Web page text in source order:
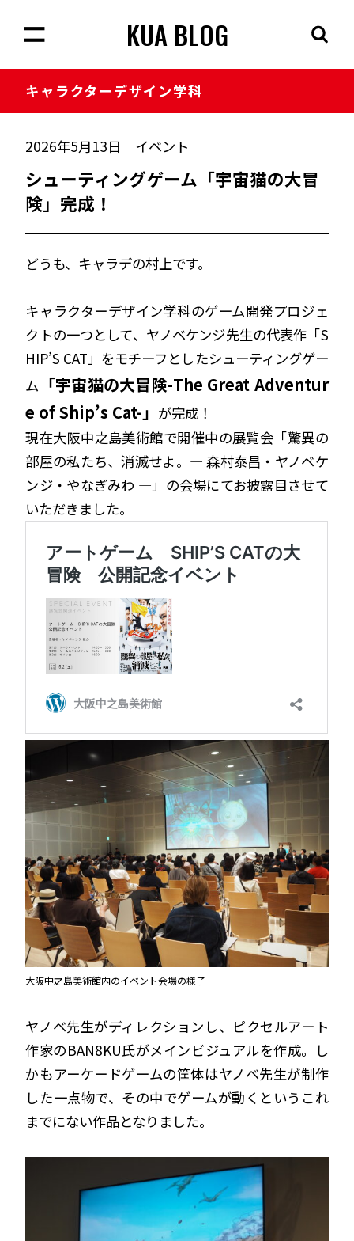
KUA BLOG
キャラクターデザイン学科
2026年5月13日 イベント
シューティングゲーム「宇宙猫の大冒
険」完成！
どうも、キャラデの村上です。
キャラクターデザイン学科のゲーム開発プロジェ
クトの一つとして、ヤノベケンジ先生の代表作「S
HIP’S CAT」をモチーフとしたシューティングゲー
ム 「宇宙猫の大冒険-The Great Adventur
e of Ship’s Cat-」 が完成！
現在大阪中之島美術館で開催中の展覧会「驚異の
部屋の私たち、消滅せよ。— 森村泰昌・ヤノベケ
ンジ・やなぎみわ —」の会場にてお披露目させて
いただきました。
大阪中之島美術館内のイベント会場の様子
ヤノベ先生がディレクションし、ピクセルアート
作家のBAN8KU氏がメインビジュアルを作成。し
かもアーケードゲームの筐体はヤノベ先生が制作
した一点物で、その中でゲームが動くというこれ
までにない作品となりました。